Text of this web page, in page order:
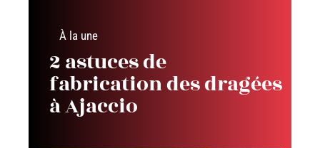
À la une
2 astuces de
fabrication des dragées
à Ajaccio